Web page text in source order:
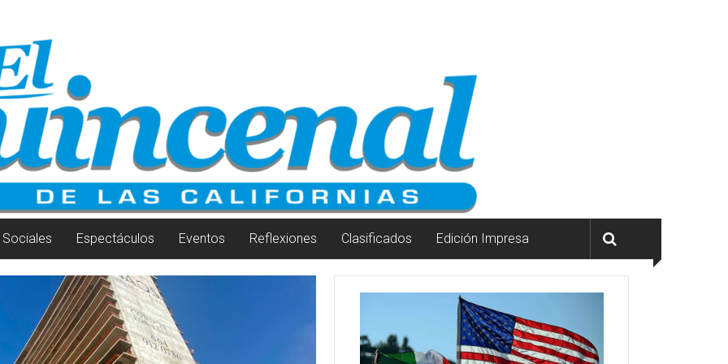
Sociales Espectáculos Eventos Reflexiones Clasificados Edición Impresa